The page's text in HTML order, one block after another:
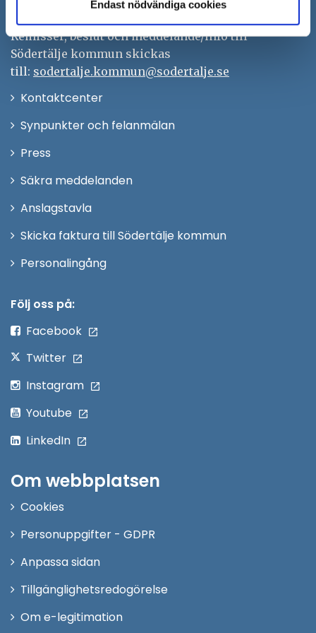
Endast nödvändiga cookies
Remisser, beslut och meddelande/info till
Södertälje kommun skickas
till: sodertalje.kommun@sodertalje.se
KontaktcenterÖppna
Synpunkter och felanmälan
Press
fönster
Säkra meddelanden
Anslagstavla
Skicka faktura till Södertälje kommun
PersonalingångÖppna
Följ oss på:
Facebook
Twitter
Instagram
Youtube
LinkedIn
Om webbplatsen
Cookies
Personuppgifter - GDPR
Anpassa sidan
Tillgänglighetsredogörelse
Om e-legitimation